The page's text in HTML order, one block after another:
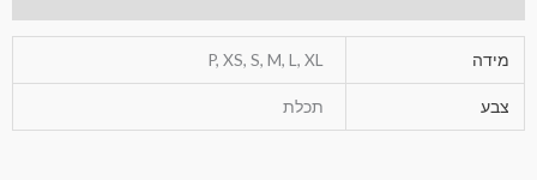
מידה P, XS, S, M, L, XL
צבע תכלת